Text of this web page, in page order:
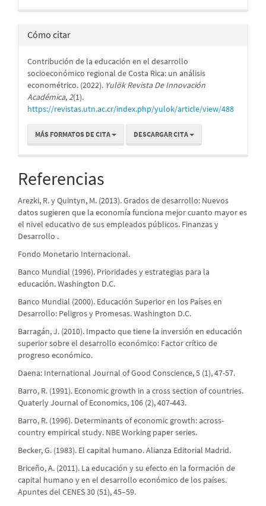
Cómo citar
Contribución de la educación en el desarrollo
socioeconómico regional de Costa Rica: un análisis
econométrico. (2022). Yulök Revista De Innovación
Académica,2(1).
https://revistas.utn.ac.cr/index.php/yulok/article/view/488
MÁS FORMATOS DE CITA DESCARGAR CITA
Referencias
Arezki, R. y Quintyn, M. (2013). Grados de desarrollo: Nuevos
datos sugieren que la economía funciona mejor cuanto mayor es
el nivel educativo de sus empleados públicos. Finanzas y
Desarrollo .
Fondo Monetario Internacional.
Banco Mundial (1996). Prioridades y estrategias para la
educación. Washington D.C.
Banco Mundial (2000). Educación Superior en los Países en
Desarrollo: Peligros y Promesas. Washington D.C.
Barragán, J. (2010). Impacto que tiene la inversión en educación
superior sobre el desarrollo económico: Factor crítico de
progreso económico.
Daena: International Journal of Good Conscience, 5 (1), 47-57.
Barro, R. (1991). Economic growth in a cross section of countries.
Quaterly Journal of Economics, 106 (2), 407-443.
Barro, R. (1996). Determinants of economic growth: across-
country empirical study. NBE Working paper series.
Becker, G. (1983). El capital humano. Alianza Editorial Madrid.
Briceño, A. (2011). La educación y su efecto en la formación de
capital humano y en el desarrollo económico de los países.
Apuntes del CENES 30 (51), 45–59.